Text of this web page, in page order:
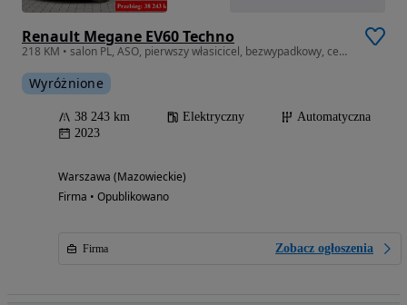
Renault Megane EV60 Techno
218 KM • salon PL, ASO, pierwszy własicicel, bezwypadkowy, ceryfikat baterii
Wyróżnione
38 243 km Elektryczny
Automatyczna
2023
Warszawa (Mazowieckie)
Firma • Opublikowano
Firma Zobacz ogłoszenia